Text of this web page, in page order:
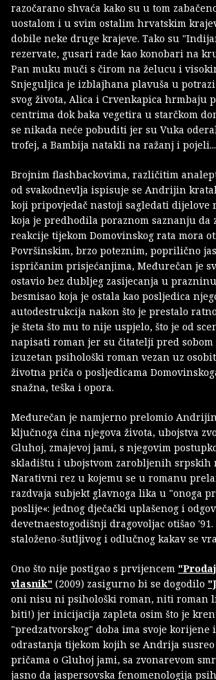
razočarano shvaća kako su u tom
uostalom i u svim ostalim hrvatskim
dobile neke druge krajeve. Tako su
rezervate, gusari rade kao konobari na
Pan muku muči s čirom na želucu i
Snjeguljica je izblajhana plavuša u potrazi
svog života, Alica i Crvenkapica hrmbaju
centrima dok baka vegetira u starčkom
se nikada neće pobuditi jer su Vuka
trofej, a Bambija natakli na ražanj i
Brojnim flashbackovima, različitim
od svakodnevlja ispisuje se Andrijin
koji pripovjedač nastoji sagledati dijelove
koja je predhodila poraznom saznanju da
reakcije tijekom Domovinskog rata mora
Površinskim, brzo poteznim, poprilično
ispričanim prisjećanjima, Međurečan je
ostavio bez dubljeg zasijecanja u
besmisao koja je ostala kao posljedica
autodestrukcija nakon što je prestalo
je šteta što mu to nije uspjelo, što je od
napisati roman jer su čitatelji pred
izuzetan psihološki roman vezan uz
životna priča o posljedicama
snažna, teška i opora.
Međurečan je namjerno prelomio
ključnoga čina njegova života, ubojstva
Gluhoj, zmajevoj jami, s njegovim
skladištu i ubojstvom zarobljenih srpskih
Narativni rez u kojemu se u romanu
razdvaja subjekt glavnoga lika u "onoga
poslije«: jednog dječački uplašenog i
devetnaestogodišnji dragovoljac otišao
staloženo-šutljivog i odlučnog kakav se
Ono što nije postigao s prvijencem
vlasnik" (2009) zasigurno bi se dogodilo
oni nisu ni psihološki roman, niti roman
biti!) jer inicijacija zapleta osim što je
"predzatvorskog" doba ima svoje korijene
odrastanja tijekom kojih se Andrija
pričama o Gluhoj jami, sa zvonarevom
jasno da jaspersovska fenomenologija